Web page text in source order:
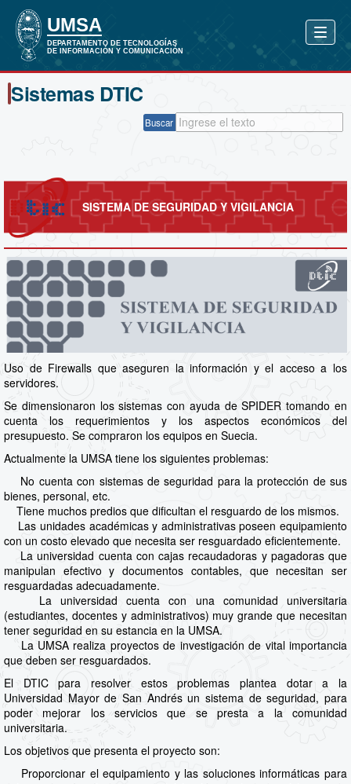
Sistemas DTIC
Buscar
SISTEMA DE SEGURIDAD Y VIGILANCIA
Uso de Firewalls que aseguren la información y el acceso a los
servidores.
Se dimensionaron los sistemas con ayuda de SPIDER tomando en
cuenta los requerimientos y los aspectos económicos del
presupuesto. Se compraron los equipos en Suecia.
Actualmente la UMSA tiene los siguientes problemas:
No cuenta con sistemas de seguridad para la protección de sus
bienes, personal, etc.
Tiene muchos predios que dificultan el resguardo de los mismos.
Las unidades académicas y administrativas poseen equipamiento
con un costo elevado que necesita ser resguardado eficientemente.
La universidad cuenta con cajas recaudadoras y pagadoras que
manipulan efectivo y documentos contables, que necesitan ser
resguardadas adecuadamente.
La universidad cuenta con una comunidad universitaria
(estudiantes, docentes y administrativos) muy grande que necesitan
tener seguridad en su estancia en la UMSA.
La UMSA realiza proyectos de investigación de vital importancia
que deben ser resguardados.
El DTIC para resolver estos problemas plantea dotar a la
Universidad Mayor de San Andrés un sistema de seguridad, para
poder mejorar los servicios que se presta a la comunidad
universitaria.
Los objetivos que presenta el proyecto son:
Proporcionar el equipamiento y las soluciones informáticas para